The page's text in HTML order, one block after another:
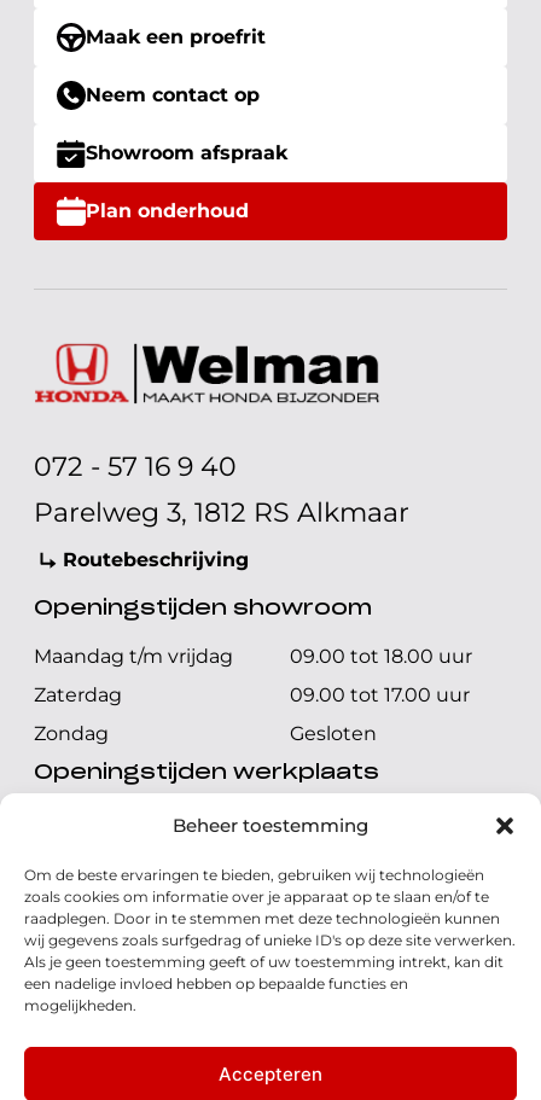
Beheer toestemming
Om de beste ervaringen te bieden, gebruiken wij technologieën
zoals cookies om informatie over je apparaat op te slaan en/of te
raadplegen. Door in te stemmen met deze technologieën kunnen
wij gegevens zoals surfgedrag of unieke ID's op deze site verwerken.
Als je geen toestemming geeft of uw toestemming intrekt, kan dit
een nadelige invloed hebben op bepaalde functies en
mogelijkheden.
Accepteren
Maak een proefrit
Neem contact op
Showroom afspraak
Plan onderhoud
072 - 57 16 9 40
Parelweg 3, 1812 RS Alkmaar
Routebeschrijving
Openingstijden showroom
Maandag t/m vrijdag
09.00 tot 18.00 uur
Zaterdag
09.00 tot 17.00 uur
Zondag
Gesloten
Openingstijden werkplaats
Maandag t/m vrijdag
08.00 tot 17.00 uur
Zondag
Gesloten
Volg ons